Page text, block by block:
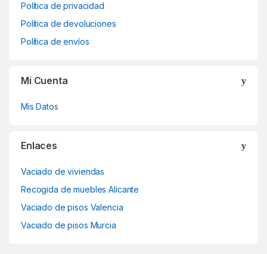
Política de privacidad
Política de devoluciones
Política de envíos
Mi Cuenta
Mis Datos
Enlaces
Vaciado de viviendas
Recogida de muebles Alicante
Vaciado de pisos Valencia
Vaciado de pisos Murcia